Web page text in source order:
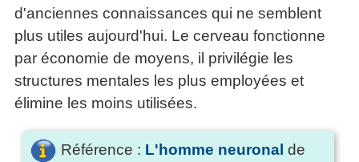
d'anciennes connaissances qui ne semblent
plus utiles aujourd'hui. Le cerveau fonctionne
par économie de moyens, il privilégie les
structures mentales les plus employées et
élimine les moins utilisées.
Référence : L'homme neuronal de